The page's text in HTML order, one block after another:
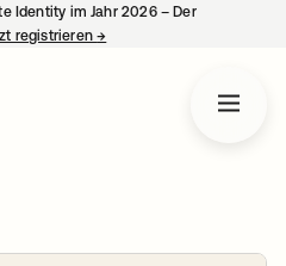
Identity im Jahr 2026 – Der
registrieren→